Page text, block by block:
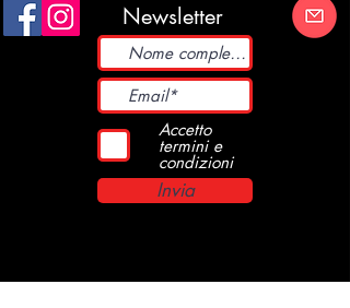
Newsletter
Accetto
termini e
condizioni
Invia